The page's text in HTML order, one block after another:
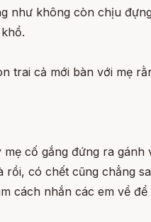
như không còn chịu
trai cả mới bàn với mẹ
cố gắng đứng ra
rồi, có chết cũng chẳng
cách nhắn các em về